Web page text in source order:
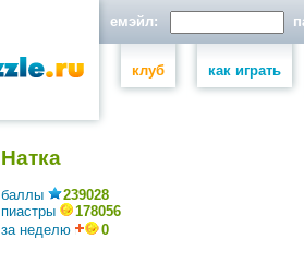
емэйл:
клуб как играть
Натка
баллы
239028
пиастры
178056
за неделю
0